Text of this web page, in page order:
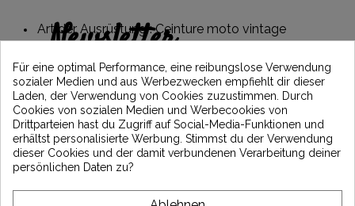
Art der Ausrüstung : Ceinture moto vintage
Newsletter
Erhalten Sie 5€ Rabatt auf Ihre erste
Bestellung, indem Sie sich anmelden und
über die neuesten Vintage Motors-
Nachrichten informiert bleiben
*Dès 99€ d'achat. En vous abonnant à notre newsletter, vous reconnaissez avoir pris
l'acceptez.
Für eine optimal Performance, eine reibungslose Verwendung
sozialer Medien und aus Werbezwecken empfiehlt dir dieser
Laden, der Verwendung von Cookies zuzustimmen. Durch
Cookies von sozialen Medien und Werbecookies von
Drittparteien hast du Zugriff auf Social-Media-Funktionen und
erhältst personalisierte Werbung. Stimmst du der Verwendung
dieser Cookies und der damit verbundenen Verarbeitung deiner
persönlichen Daten zu?